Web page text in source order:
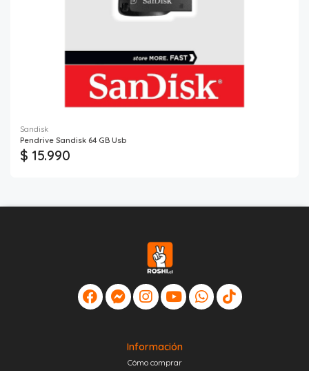
Sandisk
Pendrive Sandisk 64 GB Usb
$ 15.990
Información
Cómo comprar